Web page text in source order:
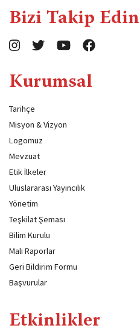
Bizi Takip Edin
Kurumsal
Tarihçe
Misyon & Vizyon
Logomuz
Mevzuat
Etik İlkeler
Uluslararası Yayıncılık
Yönetim
Teşkilat Şeması
Bilim Kurulu
Mali Raporlar
Geri Bildirim Formu
Başvurular
Etkinlikler